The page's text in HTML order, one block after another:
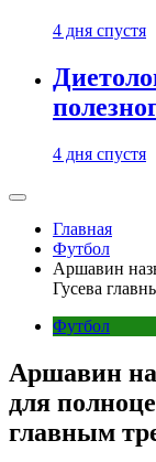
4 дня спустя
4 дня спустя
Главная
Футбол
Аршавин
Гусева
Футбол
Аршавин
для
главным